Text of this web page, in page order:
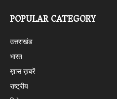
POPULAR CATEGORY
उत्तराखंड
भारत
ख़ास ख़बरें
राष्ट्रीय